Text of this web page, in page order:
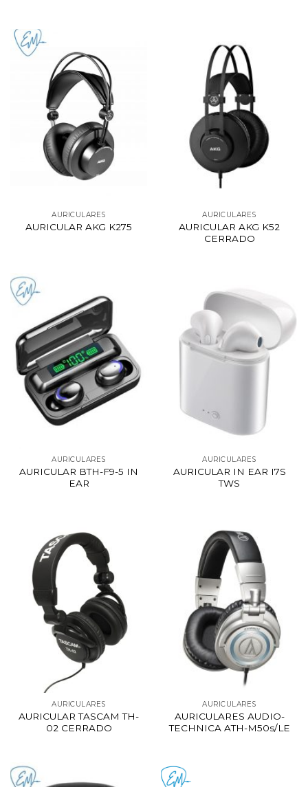
AURICULARES
AURICULAR AKG K275
AURICULARES
AURICULAR AKG K52
CERRADO
AURICULARES
AURICULAR BTH-F9-5 IN
EAR
AURICULARES
AURICULAR IN EAR I7S
TWS
AURICULARES
AURICULAR TASCAM TH-
02 CERRADO
AURICULARES
AURICULARES AUDIO-
TECHNICA ATH-M50s/LE